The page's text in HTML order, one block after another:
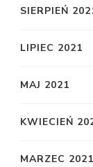
SIERPIEŃ
LIPIEC 2021
MAJ 2021
KWIECIEŃ
MARZEC 2021